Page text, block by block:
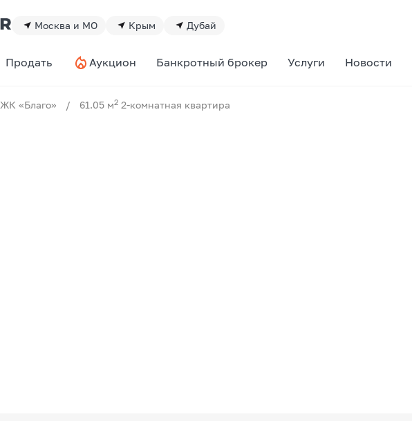
Москва и МО Крым Дубай
Продать Аукцион Банкротный брокер Услуги Новости
ЖК «Благо» / 61.05 м2 2-комнатная квартира